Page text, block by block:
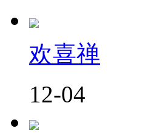
欢喜禅
12-04